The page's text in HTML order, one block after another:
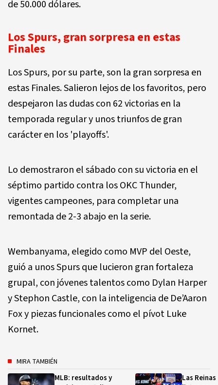
de 50.000 dólares.
Los Spurs, gran sorpresa en estas
Finales
Los Spurs, por su parte, son la gran sorpresa en
estas Finales. Salieron lejos de los favoritos, pero
despejaron las dudas con 62 victorias en la
temporada regular y unos triunfos de gran
carácter en los 'playoffs'.
Lo demostraron el sábado con su victoria en el
séptimo partido contra los OKC Thunder,
vigentes campeones, para completar una
remontada de 2-3 abajo en la serie.
Wembanyama, elegido como MVP del Oeste,
guió a unos Spurs que lucieron gran fortaleza
grupal, con jóvenes talentos como Dylan Harper
y Stephon Castle, con la inteligencia de De’Aaron
Fox y piezas funcionales como el pívot Luke
Kornet.
MIRA TAMBIÉN
MLB: resultados y
Las